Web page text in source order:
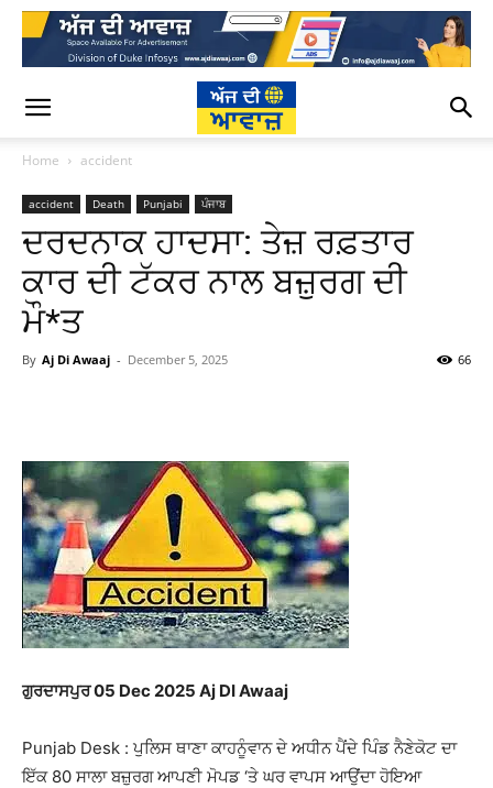
Home accident
accident Death Punjabi ਪੰਜਾਬ
ਦਰਦਨਾਕ ਹਾਦਸਾ: ਤੇਜ਼ ਰਫ਼ਤਾਰ
ਕਾਰ ਦੀ ਟੱਕਰ ਨਾਲ ਬਜ਼ੁਰਗ ਦੀ
ਮੌ*ਤ
By Aj Di Awaaj - December 5, 2025 66
ਗੁਰਦਾਸਪੁਰ 05 Dec 2025 Aj DI Awaaj
Punjab Desk : ਪੁਲਿਸ ਥਾਣਾ ਕਾਹਨੂੰਵਾਨ ਦੇ ਅਧੀਨ ਪੈਂਦੇ ਪਿੰਡ ਨੈਣੇਕੋਟ ਦਾ
ਇੱਕ 80 ਸਾਲਾ ਬਜ਼ੁਰਗ ਆਪਣੀ ਮੋਪਡ ‘ਤੇ ਘਰ ਵਾਪਸ ਆਉਂਦਾ ਹੋਇਆ